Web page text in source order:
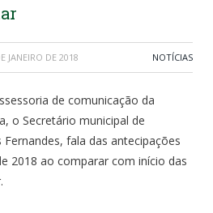
JANEIRO DE 2018 NOTÍCIAS
de comunicação da
o Secretário municipal de
fala das antecipações
2018 ao comparar com início das